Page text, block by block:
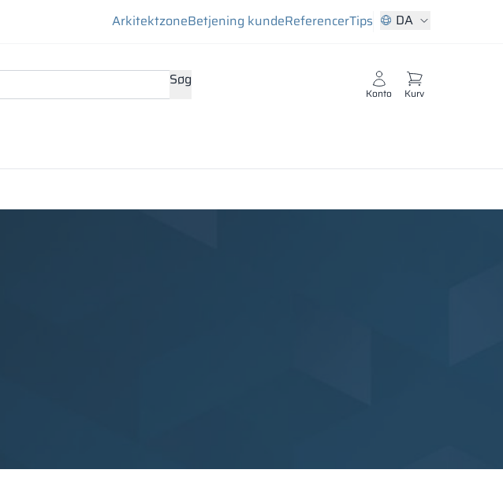
ArkitektzoneBetjening kundeReferencerTips DA
Søg
Konto Kurv